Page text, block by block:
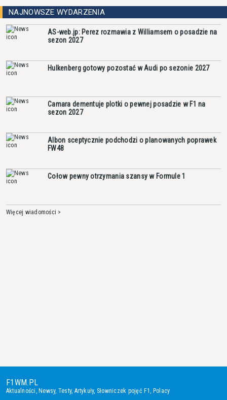
NAJNOWSZE WYDARZENIA
AS-web.jp: Perez rozmawia z Williamsem o posadzie na
sezon 2027
Hulkenberg gotowy pozostać w Audi po sezonie 2027
Camara dementuje plotki o pewnej posadzie w F1 na
sezon 2027
Albon sceptycznie podchodzi o planowanych poprawek
FW48
Cołow pewny otrzymania szansy w Formule 1
Więcej wiadomości >
F1WM.PL
Aktualności, Newsy, Testy, Artykuły, Słowniczek pojęć F1, Polacy